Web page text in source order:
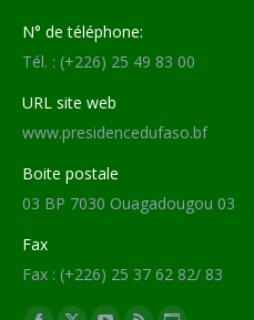
N° de téléphone:
Tél. : (+226) 25 49 83 00
URL site web
www.presidencedufaso.bf
Boite postale
03 BP 7030 Ouagadougou 03
Fax
Fax : (+226) 25 37 62 82/ 83
Trouvez nous sur :